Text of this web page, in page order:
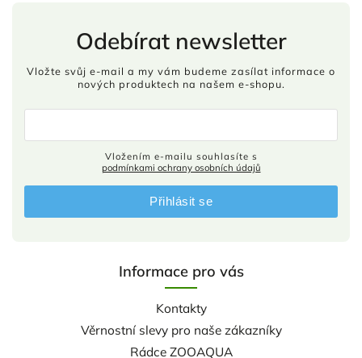
Informace pro vás
Kontakty
Věrnostní slevy pro naše zákazníky
Rádce ZOOAQUA
Odebírat newsletter
Vložte svůj e-mail a my vám budeme zasílat informace o
nových produktech na našem e-shopu.
podmínkami ochrany osobních údajů
Přihlásit se